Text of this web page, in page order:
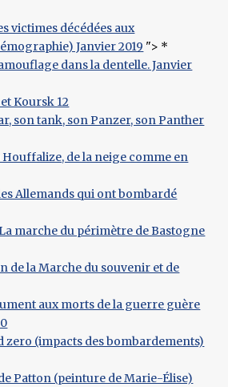
victimes décédées aux
Janvier 2019 "> *
dans la dentelle. Janvier
Koursk 12
son tank, son Panzer, son Panther
Houffalize, de la neige comme en
Allemands qui ont bombardé
marche du périmètre de Bastogne
de la Marche du souvenir et de
aux morts de la guerre guère
(impacts des bombardements)
Patton (peinture de Marie-Élise)